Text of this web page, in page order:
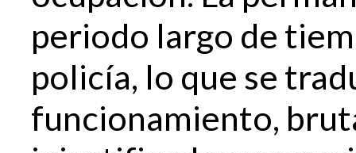
periodo largo de
policía, lo que se
funcionamiento,